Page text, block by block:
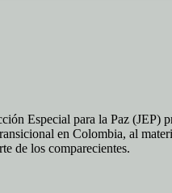
Especial para la Paz (JEP)
en Colombia, al
de los comparecientes.